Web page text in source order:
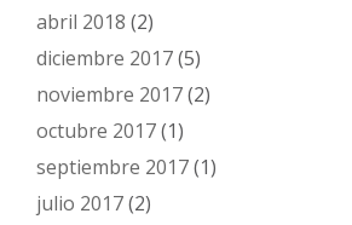
abril 2018 (2)
diciembre 2017(5)
noviembre 2017(2)
octubre 2017(1)
septiembre 2017(1)
julio 2017(2)